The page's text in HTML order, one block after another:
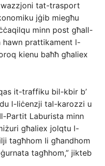
tat-trasport
jġib miegħu
minn post għall-
prattikament l-
kienu baħħ għaliex
it-traffiku bil-kbir b’
l-liċenzji tal-karozzi u
Partit Laburista minn
għaliex jolqtu l-
tagħhom li għandhom
tagħhom,” jikteb